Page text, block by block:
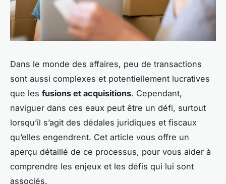
Dans le monde des affaires, peu de transactions
sont aussi complexes et potentiellement lucratives
que les fusions et acquisitions. Cependant,
naviguer dans ces eaux peut être un défi, surtout
lorsqu’il s’agit des dédales juridiques et fiscaux
qu’elles engendrent. Cet article vous offre un
aperçu détaillé de ce processus, pour vous aider à
comprendre les enjeux et les défis qui lui sont
associés.